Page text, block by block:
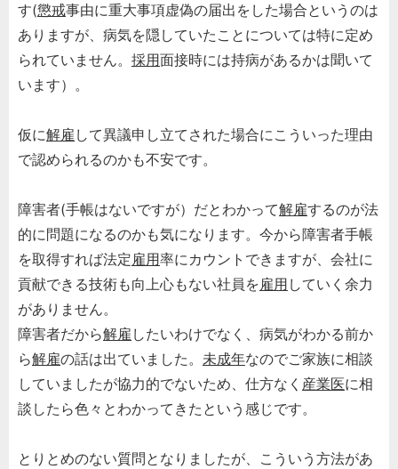
す(懲戒事由に重大事項虚偽の届出をした場合というのは
ありますが、病気を隠していたことについては特に定め
られていません。 採用面接時には持病があるかは聞いて
います）。
仮に解雇 して異議申し立てされた場合にこういった理由
で認められるのかも不安です。
障害者(手帳はないですが）だとわかって解雇するのが法
的に問題になるのかも気になります。今から障害者手帳
を取得すれば法定雇用率にカウントできますが、会社に
貢献できる技術も向上心もない社員を雇用 していく余力
がありません。
障害者だから解雇 したいわけでなく、病気がわかる前か
ら解雇の話は出ていました。 未成年なのでご家族に相談
していましたが協力的でないため、仕方なく 産業医に相
談したら色々とわかってきたという感じです。
とりとめのない質問となりましたが、こういう方法があ